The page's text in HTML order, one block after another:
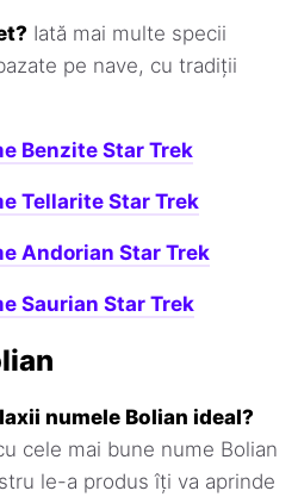
Iată mai multe specii
pe nave, cu tradiții
Benzite Star Trek
Tellarite Star Trek
Andorian Star Trek
Saurian Star Trek
numele Bolian ideal?
cele mai bune nume Bolian
le-a produs îți va aprinde